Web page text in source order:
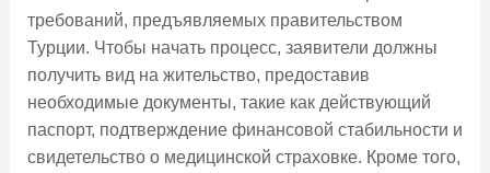
требований, предъявляемых правительством
Турции. Чтобы начать процесс, заявители должны
получить вид на жительство, предоставив
необходимые документы, такие как действующий
паспорт, подтверждение финансовой стабильности и
свидетельство о медицинской страховке. Кроме того,